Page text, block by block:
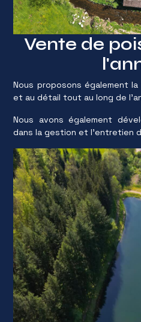
Vente de
Nous proposons également
et au détail tout au long de
Nous avons également
dans la gestion et l'entretien